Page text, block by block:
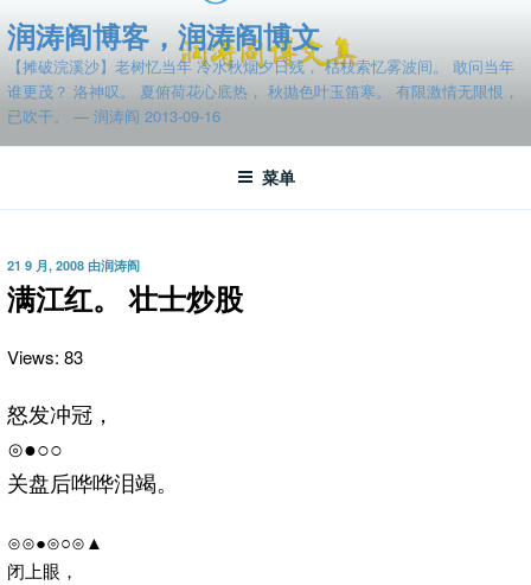
至
容
润涛阎博客，润涛阎博文
【摊破浣溪沙】老树忆当年 冷水秋烟夕日残， 枯枝索忆雾波间。 敢问当年
谁更茂？ 洛神叹。 夏俯荷花心底热， 秋抛色叶玉笛寒。 有限激情无限恨，
已吹干。 — 润涛阎 2013-09-16
菜单
发
布
于
21 9 月, 2008 由润涛阎
满江红。 壮士炒股
Views: 83
怒发冲冠，
⊙●○○
关盘后哗哗泪竭。
⊙⊙●⊙○⊙▲
闭上眼，